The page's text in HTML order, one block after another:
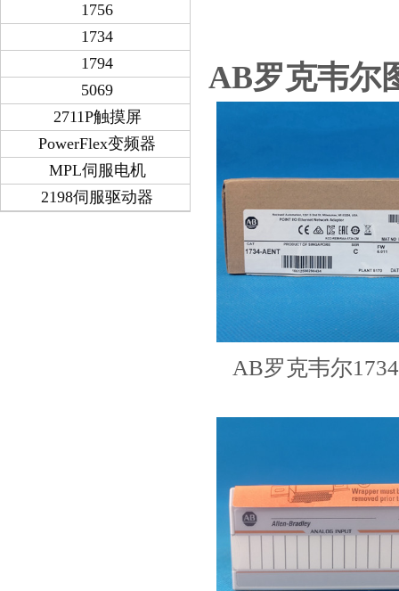
1756
1734
1794
5069
2711P触摸屏
PowerFlex变频器
MPL伺服电机
2198伺服驱动器
AB罗克韦尔
AB罗克韦尔